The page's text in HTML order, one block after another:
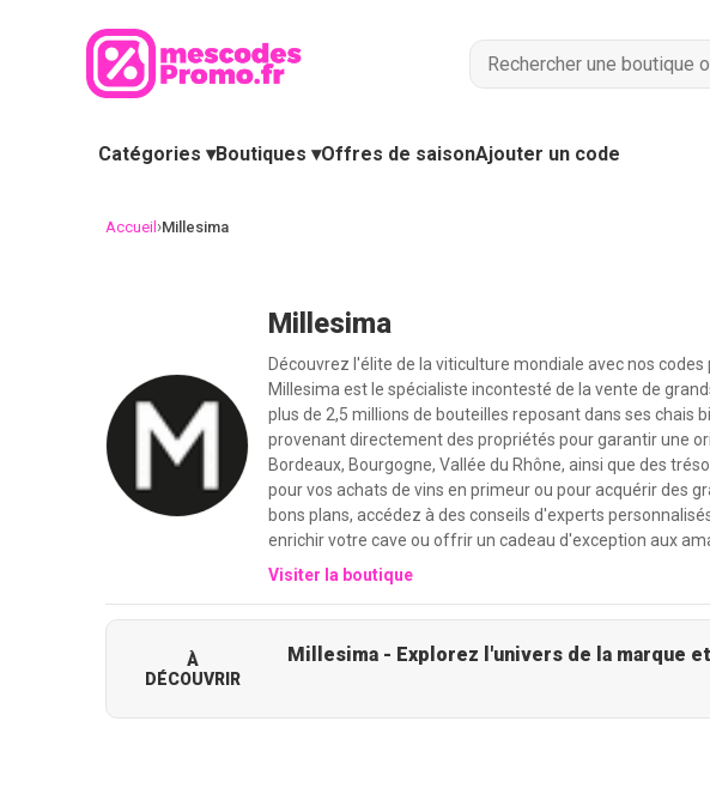
Catégories ▾Boutiques ▾Offres de saisonAjouter un code
Accueil ›Millesima
Millesima
Découvrez l'élite de la viticulture mondiale avec nos
Millesima est le spécialiste incontesté de la vente de
plus de 2,5 millions de bouteilles reposant dans ses chais
provenant directement des propriétés pour garantir une
Bordeaux, Bourgogne, Vallée du Rhône, ainsi que des
pour vos achats de vins en primeur ou pour acquérir des
bons plans, accédez à des conseils d'experts
enrichir votre cave ou offrir un cadeau d'exception aux
Visiter la boutique
À
DÉCOUVRIR